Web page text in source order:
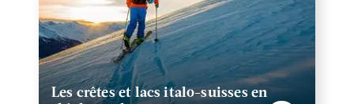
Les crêtes et lacs italo-suisses en